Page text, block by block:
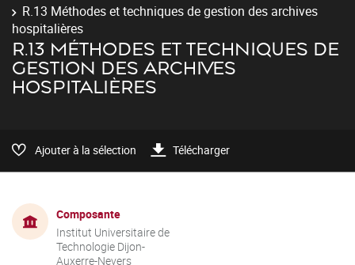
R.13 Méthodes et techniques de gestion des archives
hospitalières
R.13 MÉTHODES ET TECHNIQUES DE
GESTION DES ARCHIVES
HOSPITALIÈRES
Ajouter à la sélection Télécharger
Composante
Institut Universitaire de
Technologie Dijon-
Auxerre-Nevers